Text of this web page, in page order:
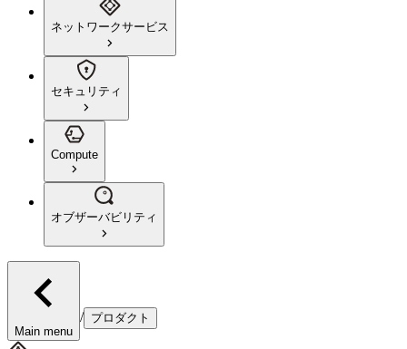
ネットワークサービス
セキュリティ
Compute
オブザーバビリティ
Main menu
/ プロダクト